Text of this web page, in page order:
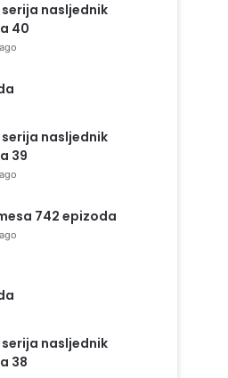
serija nasljednik
40
serija nasljednik
39
742 epizoda
serija nasljednik
38